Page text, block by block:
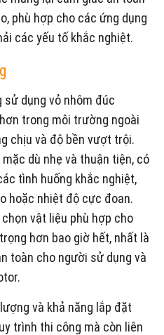
phù hợp cho các ứng dụng
các yếu tố khắc nghiệt.
dụng vỏ nhôm đúc
trong môi trường ngoài
chịu và độ bền vượt trội.
dù nhẹ và thuận tiện, có
tình huống khắc nghiệt,
hoặc nhiệt độ cực đoan.
vật liệu phù hợp cho
hơn bao giờ hết, nhất là
toàn cho người sử dụng và
và khả năng lắp đặt
trình thi công mà còn liên